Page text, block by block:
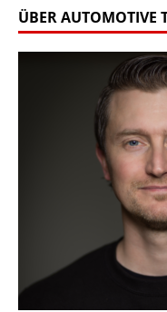
ÜBER AUTOMOTIVE